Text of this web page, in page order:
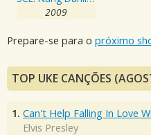
2009
Prepare-se para o próximo
TOP UKE CANÇÕES
1. Can't Help Falling In Love
Elvis Presley